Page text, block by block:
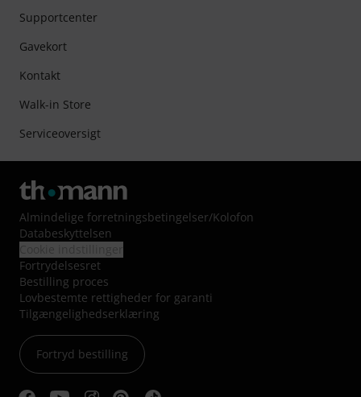
Supportcenter
Gavekort
Kontakt
Walk-in Store
Serviceoversigt
Almindelige forretningsbetingelser/Kolofon
Databeskyttelsen
Fortrydelsesret
Bestilling proces
Lovbestemte rettigheder for garanti
Tilgængelighedserklæring
Fortryd bestilling